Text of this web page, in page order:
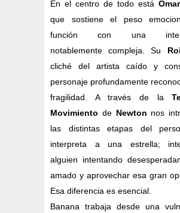
En el centro de todo está
que sostiene el peso
función con una
notablemente compleja. Su Roi
cliché del artista caído y
personaje profundamente
fragilidad. A través de la
Movimiento de Newton nos
las distintas etapas del
interpreta a una estrella;
alguien intentando
amado y aprovechar esa gran
Esa diferencia es esencial.
Banana trabaja desde una